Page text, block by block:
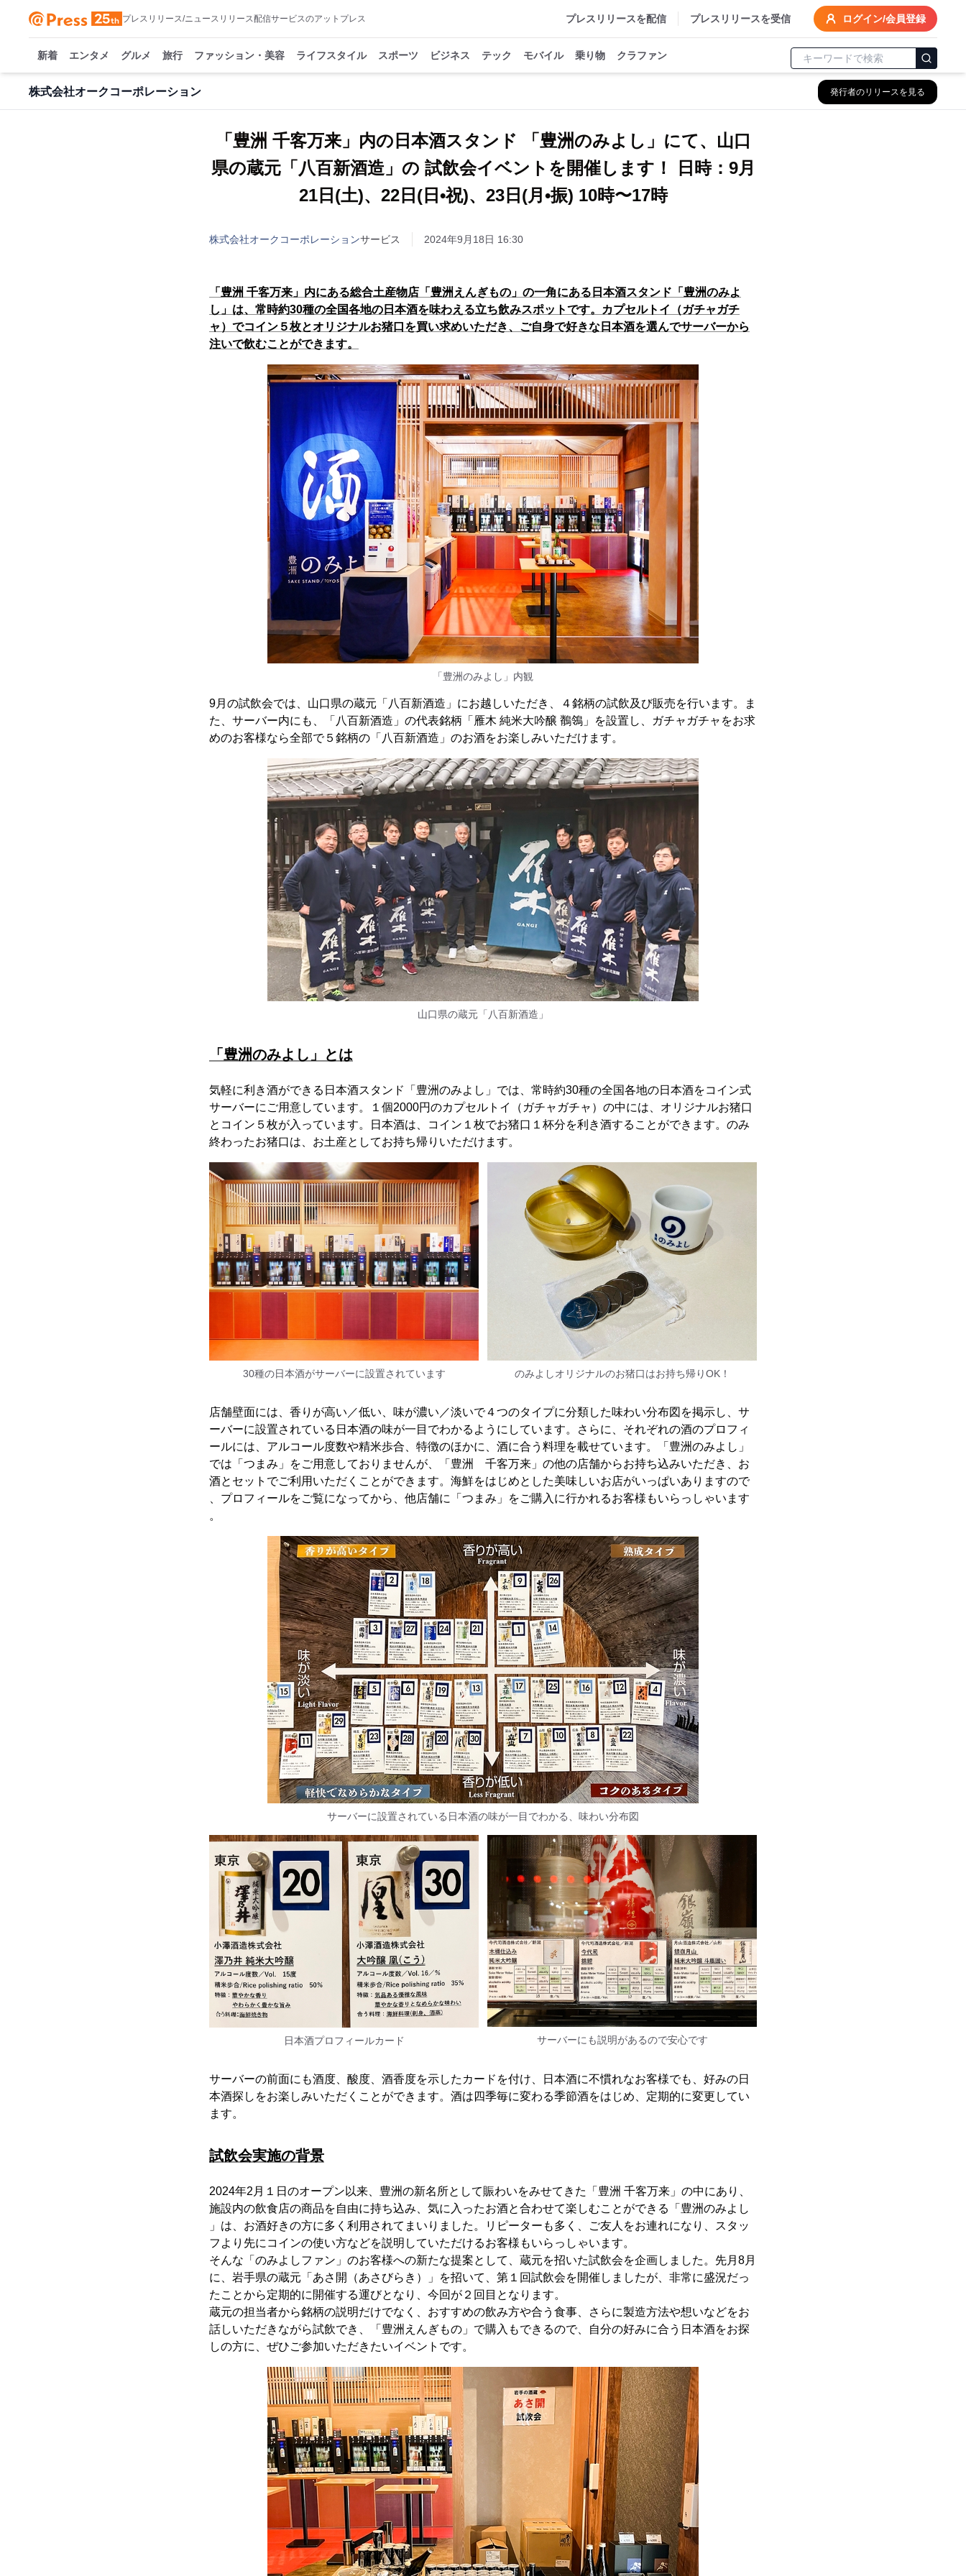
プレスリリース/ニュースリリース配信サービスのアットプレス プレスリリースを配信 プレスリリースを受信 ログイン/会員登録
新着 エンタメ グルメ 旅行 ファッション・美容 ライフスタイル スポーツ ビジネス テック モバイル 乗り物 クラファン
株式会社オークコーポレーション 発行者のリリースを見る
「豊洲 千客万来」内の日本酒スタンド 「豊洲のみよし」にて、山口
県の蔵元「八百新酒造」の 試飲会イベントを開催します！ 日時：9月
21日(土)、22日(日•祝)、23日(月•振) 10時〜17時
株式会社オークコーポレーションサービス 2024年9月18日 16:30
「豊洲 千客万来」内にある総合土産物店「豊洲えんぎもの」の一角にある日本酒スタンド「豊洲のみよ
し」は、常時約30種の全国各地の日本酒を味わえる立ち飲みスポットです。カプセルトイ（ガチャガチ
ャ）でコイン５枚とオリジナルお猪口を買い求めいただき、ご自身で好きな日本酒を選んでサーバーから
注いで飲むことができます。
「豊洲のみよし」内観
9月の試飲会では、山口県の蔵元「八百新酒造」にお越しいただき、４銘柄の試飲及び販売を行います。ま
た、サーバー内にも、「八百新酒造」の代表銘柄「雁木 純米大吟醸 鶺鴒」を設置し、ガチャガチャをお求
めのお客様なら全部で５銘柄の「八百新酒造」のお酒をお楽しみいただけます。
山口県の蔵元「八百新酒造」
「豊洲のみよし」とは
気軽に利き酒ができる日本酒スタンド「豊洲のみよし」では、常時約30種の全国各地の日本酒をコイン式
サーバーにご用意しています。１個2000円のカプセルトイ（ガチャガチャ）の中には、オリジナルお猪口
とコイン５枚が入っています。日本酒は、コイン１枚でお猪口１杯分を利き酒することができます。のみ
終わったお猪口は、お土産としてお持ち帰りいただけます。
30種の日本酒がサーバーに設置されています のみよしオリジナルのお猪口はお持ち帰りOK！
店舗壁面には、香りが高い／低い、味が濃い／淡いで４つのタイプに分類した味わい分布図を掲示し、サ
ーバーに設置されている日本酒の味が一目でわかるようにしています。さらに、それぞれの酒のプロフィ
ールには、アルコール度数や精米歩合、特徴のほかに、酒に合う料理を載せています。「豊洲のみよし」
では「つまみ」をご用意しておりませんが、「豊洲 千客万来」の他の店舗からお持ち込みいただき、お
酒とセットでご利用いただくことができます。海鮮をはじめとした美味しいお店がいっぱいありますので
、プロフィールをご覧になってから、他店舗に「つまみ」をご購入に行かれるお客様もいらっしゃいます
。
サーバーに設置されている日本酒の味が一目でわかる、味わい分布図
日本酒プロフィールカード サーバーにも説明があるので安心です
サーバーの前面にも酒度、酸度、酒香度を示したカードを付け、日本酒に不慣れなお客様でも、好みの日
本酒探しをお楽しみいただくことができます。酒は四季毎に変わる季節酒をはじめ、定期的に変更してい
ます。
試飲会実施の背景
2024年2月１日のオープン以来、豊洲の新名所として賑わいをみせてきた「豊洲 千客万来」の中にあり、
施設内の飲食店の商品を自由に持ち込み、気に入ったお酒と合わせて楽しむことができる「豊洲のみよし
」は、お酒好きの方に多く利用されてまいりました。リピーターも多く、ご友人をお連れになり、スタッ
フより先にコインの使い方などを説明していただけるお客様もいらっしゃいます。
そんな「のみよしファン」のお客様への新たな提案として、蔵元を招いた試飲会を企画しました。先月8月
に、岩手県の蔵元「あさ開（あさびらき）」を招いて、第１回試飲会を開催しましたが、非常に盛況だっ
たことから定期的に開催する運びとなり、今回が２回目となります。
蔵元の担当者から銘柄の説明だけでなく、おすすめの飲み方や合う食事、さらに製造方法や想いなどをお
話しいただきながら試飲でき、「豊洲えんぎもの」で購入もできるので、自分の好みに合う日本酒をお探
しの方に、ぜひご参加いただきたいイベントです。